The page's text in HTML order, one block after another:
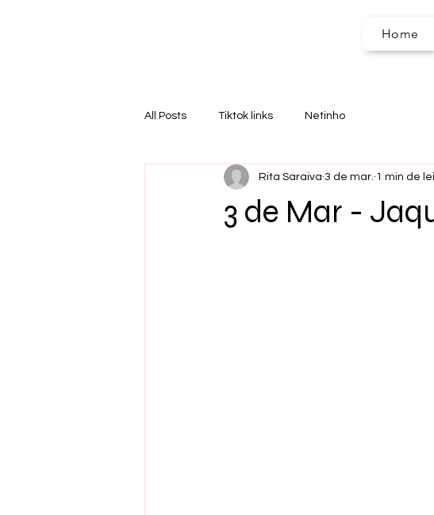
Home
All Posts Tiktok links Netinho
3 de Mar -
Rita Saraiva 3 de mar. 1 min de